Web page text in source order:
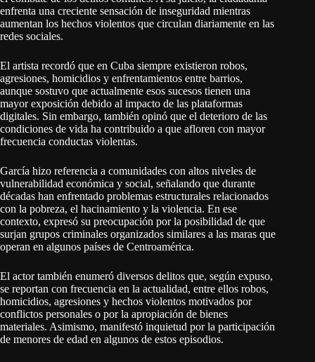
enfrenta una creciente sensación de inseguridad mientras
aumentan los hechos violentos que circulan diariamente en las
redes sociales.
El artista recordó que en Cuba siempre existieron robos,
agresiones, homicidios y enfrentamientos entre barrios,
aunque sostuvo que actualmente esos sucesos tienen una
mayor exposición debido al impacto de las plataformas
digitales. Sin embargo, también opinó que el deterioro de las
condiciones de vida ha contribuido a que afloren con mayor
frecuencia conductas violentas.
García hizo referencia a comunidades con altos niveles de
vulnerabilidad económica y social, señalando que durante
décadas han enfrentado problemas estructurales relacionados
con la pobreza, el hacinamiento y la violencia. En ese
contexto, expresó su preocupación por la posibilidad de que
surjan grupos criminales organizados similares a las maras que
operan en algunos países de Centroamérica.
El actor también enumeró diversos delitos que, según expuso,
se reportan con frecuencia en la actualidad, entre ellos robos,
homicidios, agresiones y hechos violentos motivados por
conflictos personales o por la apropiación de bienes
materiales. Asimismo, manifestó inquietud por la participación
de menores de edad en algunos de estos episodios.